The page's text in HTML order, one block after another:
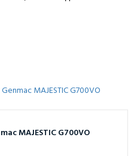
MAJESTIC G700VO